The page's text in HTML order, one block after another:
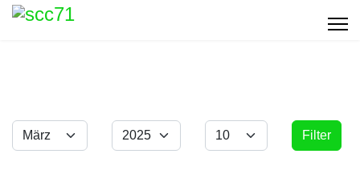
Filter
Monat Jahr Anzeige #
Filter